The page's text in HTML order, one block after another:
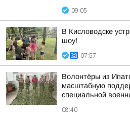
09:05
В Кисловодске
шоу!
07:57
Волонтёры из
масштабную
специальной
08:40